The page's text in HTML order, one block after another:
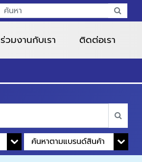
ร่วมงานกับเรา ติดต่อเรา